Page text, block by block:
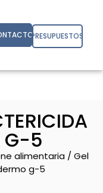
PRESUPUESTOS
G-5
alimentaria / Gel
g-5